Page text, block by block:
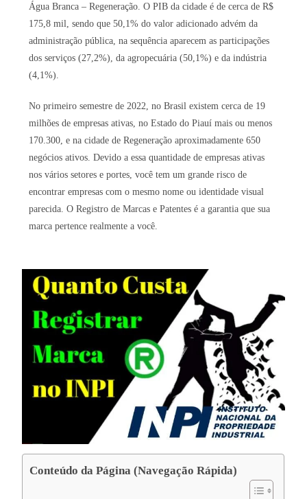
Água Branca – Regeneração. O PIB da cidade é de cerca de R$
175,8 mil, sendo que 50,1% do valor adicionado advém da
administração pública, na sequência aparecem as participações
dos serviços (27,2%), da agropecuária (50,1%) e da indústria
(4,1%).
No primeiro semestre de 2022, no Brasil existem cerca de 19
milhões de empresas ativas, no Estado do Piauí mais ou menos
170.300, e na cidade de Regeneração aproximadamente 650
negócios ativos. Devido a essa quantidade de empresas ativas
nos vários setores e portes, você tem um grande risco de
encontrar empresas com o mesmo nome ou identidade visual
parecida. O Registro de Marcas e Patentes é a garantia que sua
marca pertence realmente a você.
Conteúdo da Página (Navegação Rápida)